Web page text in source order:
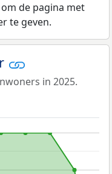
de pagina met
te geven.
in 2025.